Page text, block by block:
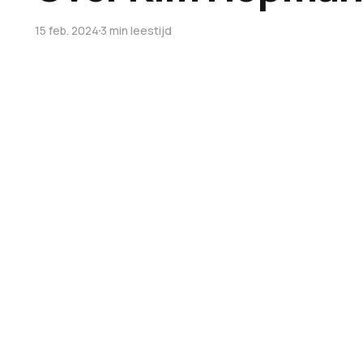
15 feb. 20243 min leestijd